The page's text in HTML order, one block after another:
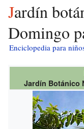
Jardín botánico de Santo
Domingo
Enciclopedia para
Jardín Botánico